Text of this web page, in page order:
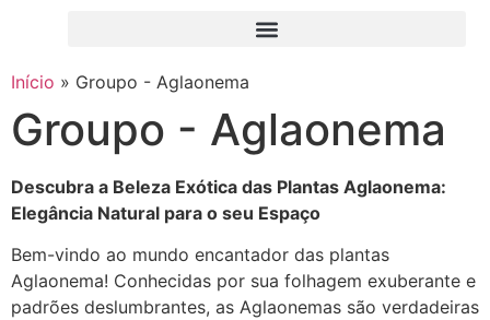
Início » Groupo - Aglaonema
Groupo - Aglaonema
Descubra a Beleza Exótica das Plantas Aglaonema:
Elegância Natural para o seu Espaço
Bem-vindo ao mundo encantador das plantas
Aglaonema! Conhecidas por sua folhagem exuberante e
padrões deslumbrantes, as Aglaonemas são verdadeiras